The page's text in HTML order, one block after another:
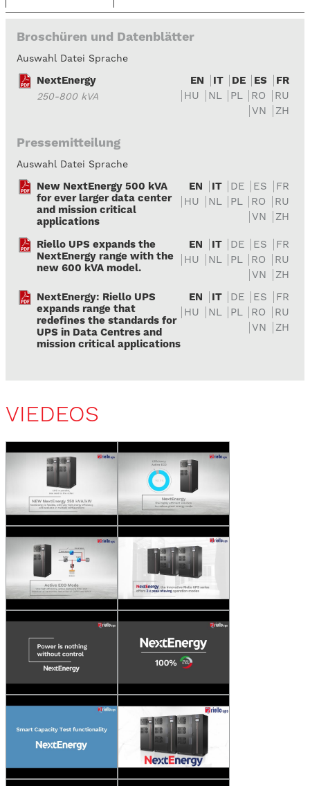
Broschüren und Datenblätter
Auswahl Datei Sprache
NextEnergy
250-800 kVA
EN IT DE ES
FR
HU
NL PL RO
RU
VN
ZH
Pressemitteilung
Auswahl Datei Sprache
New NextEnergy 500 kVA
for ever larger data center
and mission critical
applications
EN IT DE ES
FR
HU
NL PL RO
RU
VN
ZH
Riello UPS expands the
NextEnergy range with the
new 600 kVA model.
EN IT DE ES
FR
HU
NL PL RO
RU
VN
ZH
NextEnergy: Riello UPS
expands range that
redefines the standards for
UPS in Data Centres and
mission critical applications
EN IT DE ES
FR
HU
NL PL RO
RU
VN
ZH
VIEDEOS